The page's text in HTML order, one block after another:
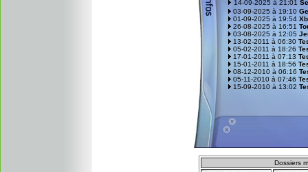
14-09-2025 à 21:01
03-09-2025 à 19:10
01-09-2025 à 19:54
26-08-2025 à 16:51
03-08-2025 à 12:05
13-02-2011 à 06:30
05-02-2011 à 18:26
17-01-2011 à 07:13
15-01-2011 à 18:56
08-12-2010 à 06:16
05-11-2010 à 07:46
15-09-2010 à 13:02
Dossiers